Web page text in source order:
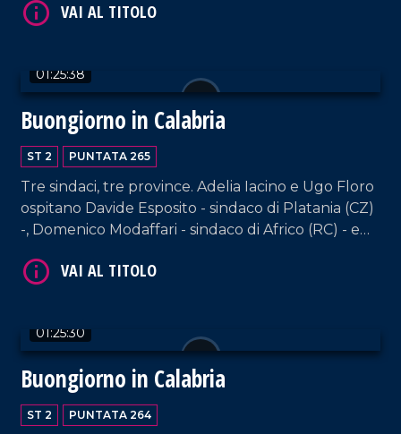
01:25:38
Buongiorno in Calabria
ST 2 PUNTATA 265
Tre sindaci, tre province. Adelia Iacino e Ugo Floro
ospitano Davide Esposito - sindaco di Platania (CZ)
-, Domenico Modaffari - sindaco di Africo (RC) - e
d'Epiro (CS).
01:25:30
Buongiorno in Calabria
ST 2 PUNTATA 264
VAI AL TITOLO